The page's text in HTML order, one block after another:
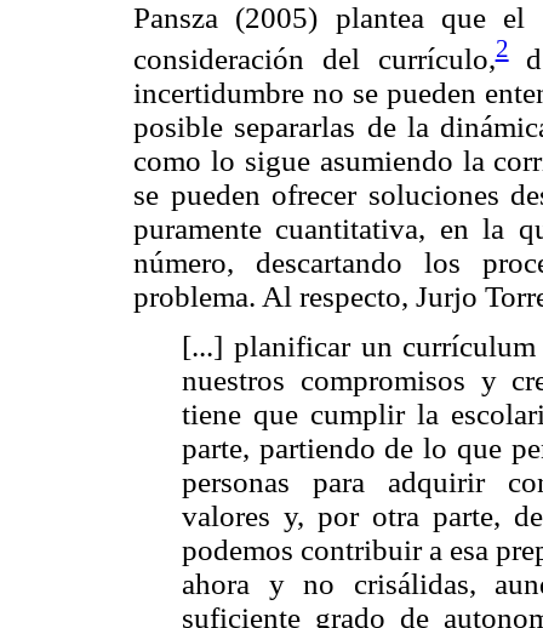
Pansza (2005) plantea que
consideración del currículo,2
incertidumbre no se pueden
posible separarlas de la
como lo sigue asumiendo la
se pueden ofrecer soluciones
puramente cuantitativa, en la
número, descartando los
problema. Al respecto, Jurjo
[...] planificar un currículum
nuestros compromisos y
tiene que cumplir la
parte, partiendo de lo que
personas para adquirir
valores y, por otra parte,
podemos contribuir a esa
ahora y no crisálidas,
suficiente grado de